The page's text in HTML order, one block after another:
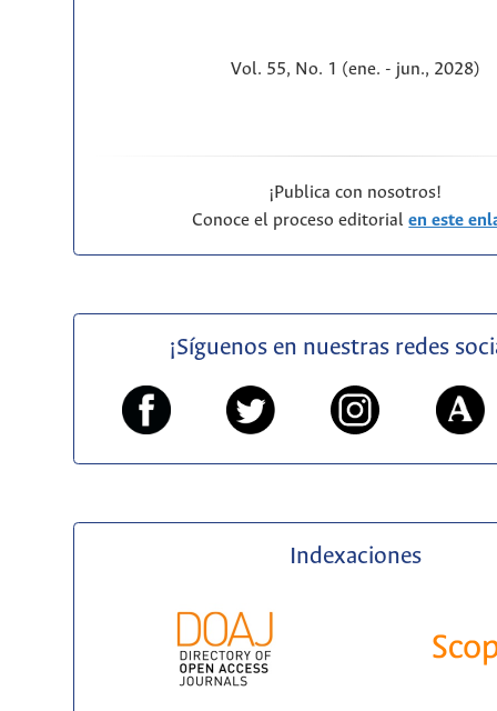
Vol. 55, No. 1 (ene. - jun., 2028)
¡Publica con nosotros!
Conoce el proceso editorialen este
¡Síguenos en nuestras redes
Indexaciones